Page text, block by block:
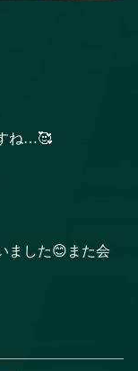
ね…🥰
ました😊また会